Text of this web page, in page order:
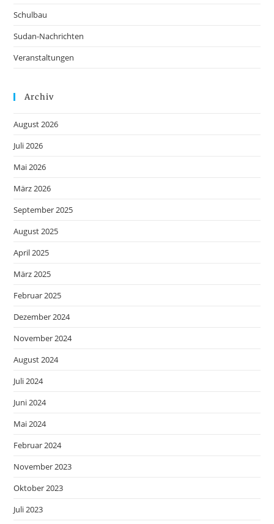
Schulbau
Sudan-Nachrichten
Veranstaltungen
Archiv
August 2026
Juli 2026
Mai 2026
März 2026
September 2025
August 2025
April 2025
März 2025
Februar 2025
Dezember 2024
November 2024
August 2024
Juli 2024
Juni 2024
Mai 2024
Februar 2024
November 2023
Oktober 2023
Juli 2023